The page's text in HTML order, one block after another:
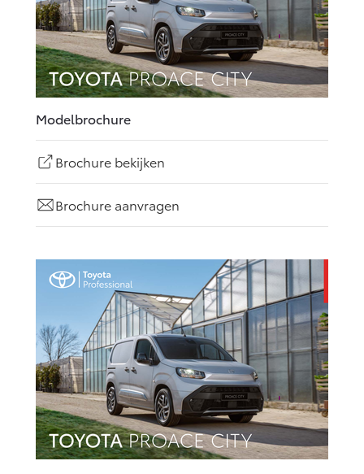
Modelbrochure
Brochure bekijken
Brochure aanvragen